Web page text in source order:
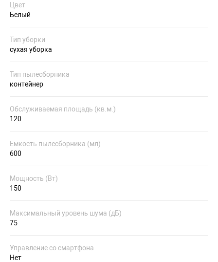
Цвет
Белый
Тип уборки
сухая уборка
Тип пылесборника
контейнер
Обслуживаемая площадь (кв.м.)
120
Емкость пылесборника (мл)
600
Мощность (Вт)
150
Максимальный уровень шума (дБ)
75
Управление со смартфона
Нет